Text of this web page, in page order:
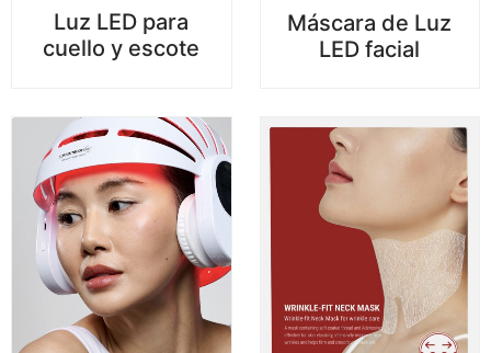
Luz LED para
cuello y escote
Máscara de Luz
LED facial